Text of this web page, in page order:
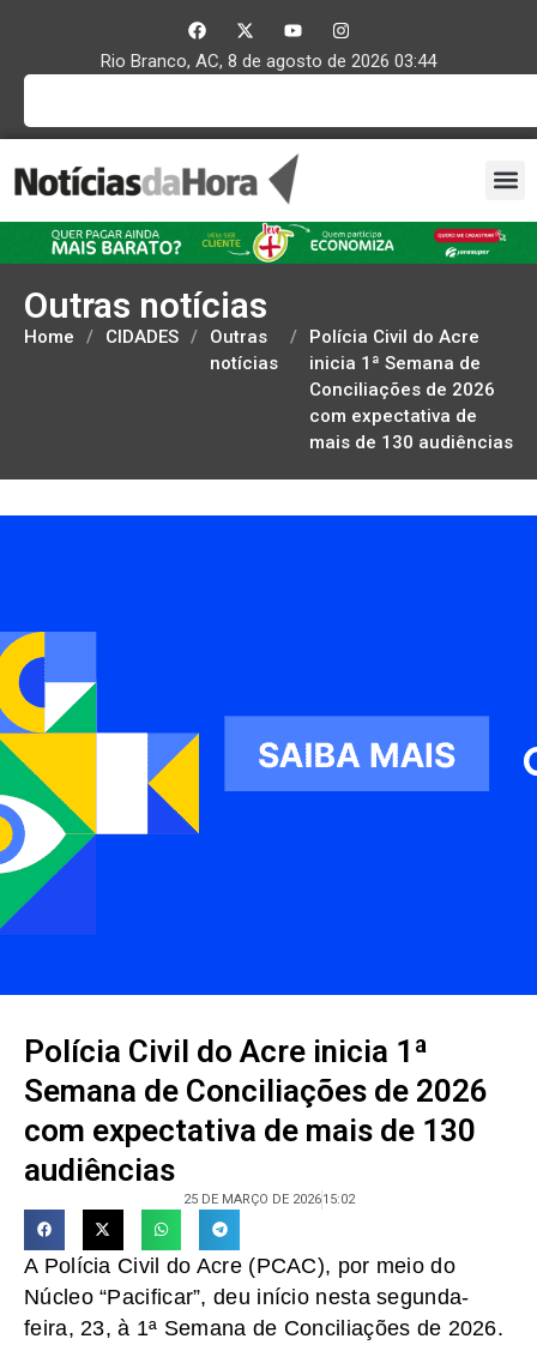
Rio Branco, AC, 8 de agosto de 2026 03:44
Outras notícias
Home / CIDADES /
Outras
notícias
/
Polícia Civil do Acre
inicia 1ª Semana de
Conciliações de 2026
com expectativa de
mais de 130 audiências
Polícia Civil do Acre inicia 1ª
Semana de Conciliações de 2026
com expectativa de mais de 130
audiências
25 DE MARÇO DE 202615:02
A Polícia Civil do Acre (PCAC), por meio do
Núcleo “Pacificar”, deu início nesta segunda-
feira, 23, à 1ª Semana de Conciliações de 2026.